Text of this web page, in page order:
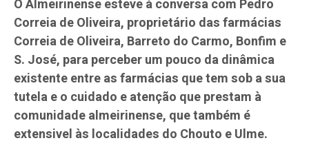
O Almeirinense esteve à conversa com Pedro
Correia de Oliveira, proprietário das farmácias
Correia de Oliveira, Barreto do Carmo, Bonfim e
S. José, para perceber um pouco da dinâmica
existente entre as farmácias que tem sob a sua
tutela e o cuidado e atenção que prestam à
comunidade almeirinense, que também é
extensivel às localidades do Chouto e Ulme.